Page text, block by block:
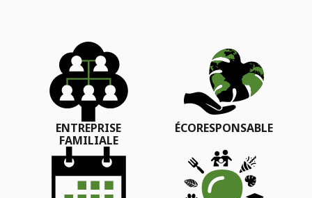
ENTREPRISE
FAMILIALE
ÉCORESPONSABLE